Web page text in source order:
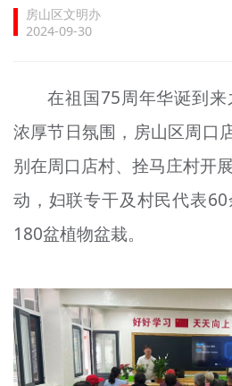
文明实践
未成年人思想道德建设
榜样人物
身边好人
文明评论
宣传思想文化人才
专题
房山区文明办
2024-09-30
在祖国75周年华诞到
浓厚节日氛围，房山区周口
别在周口店村、拴马庄村开
动，妇联专干及村民代表
180盆植物盆栽。